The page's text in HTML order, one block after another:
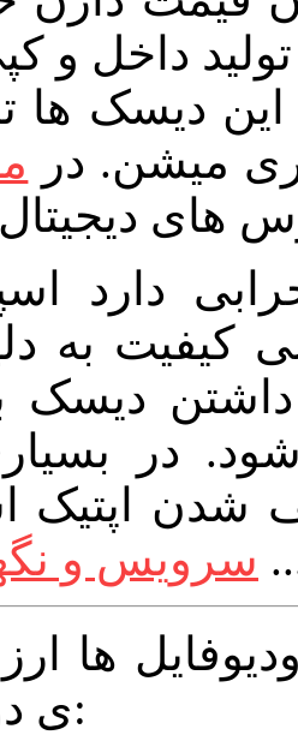
داخل و
این دیسک
میشن. در
دارد
کیفیت به
داشتن
در
شدن اپتیک
ی دوباره را دارد: